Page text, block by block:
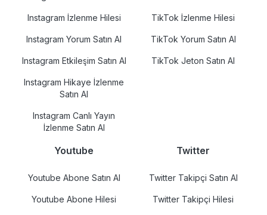
Instagram İzlenme Hilesi
Instagram Yorum Satın Al
Instagram Etkileşim Satın Al
Instagram Hikaye İzlenme
Satın Al
Instagram Canlı Yayın
İzlenme Satın Al
TikTok İzlenme Hilesi
TikTok Yorum Satın Al
TikTok Jeton Satın Al
Youtube
Youtube Abone Satın Al
Youtube Abone Hilesi
Twitter
Twitter Takipçi Satın Al
Twitter Takipçi Hilesi